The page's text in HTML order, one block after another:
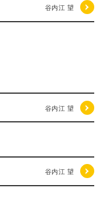
谷内江 望
谷内江 望
谷内江 望